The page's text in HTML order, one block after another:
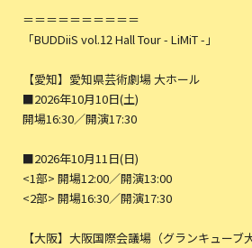
＝＝＝＝＝＝＝＝＝＝
「BUDDiiS vol.12 Hall Tour - LiMiT -」
【愛知】愛知県芸術劇場 大ホール
■2026年10月10日(土)
開場16:30／開演17:30
■2026年10月11日(日)
<1部> 開場12:00／開演13:00
<2部> 開場16:30／開演17:30
【大阪】大阪国際会議場（グランキューブ